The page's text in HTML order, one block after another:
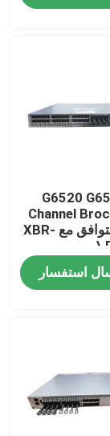
G6520
Channel
Switch متوافق مع XBR-
استفسار